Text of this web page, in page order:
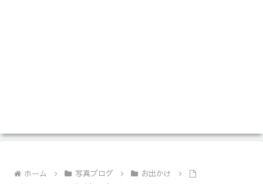
ホーム 写真ブログ
お出かけ